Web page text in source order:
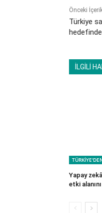
Önceki
Türkiye
hedefinde
İLGİLİ
Yapay
etki